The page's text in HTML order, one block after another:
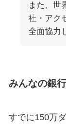
また、世
社・アク
全面協力
みんなの銀
すでに150万